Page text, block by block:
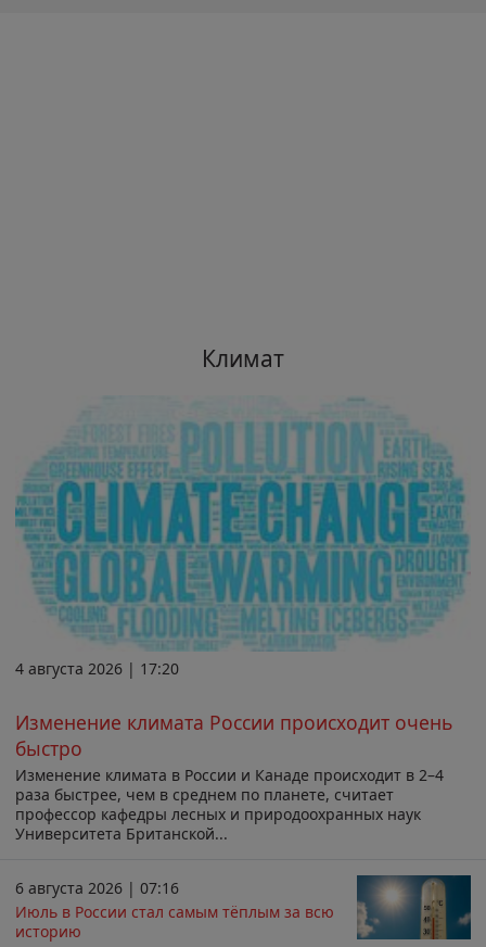
Климат
4 августа 2026 | 17:20
Изменение климата России происходит очень
быстро
Изменение климата в России и Канаде происходит в 2–4
раза быстрее, чем в среднем по планете, считает
профессор кафедры лесных и природоохранных наук
Университета Британской...
6 августа 2026 | 07:16
Июль в России стал самым тёплым за всю
историю